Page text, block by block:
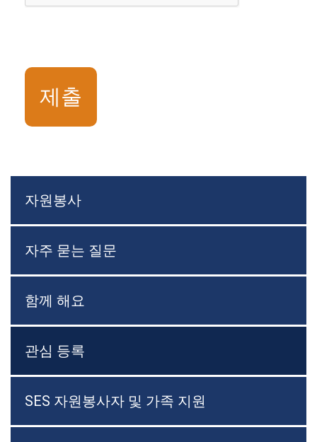
자원봉사
자주 묻는 질문
함께 해요
관심 등록
SES 자원봉사자 및 가족 지원